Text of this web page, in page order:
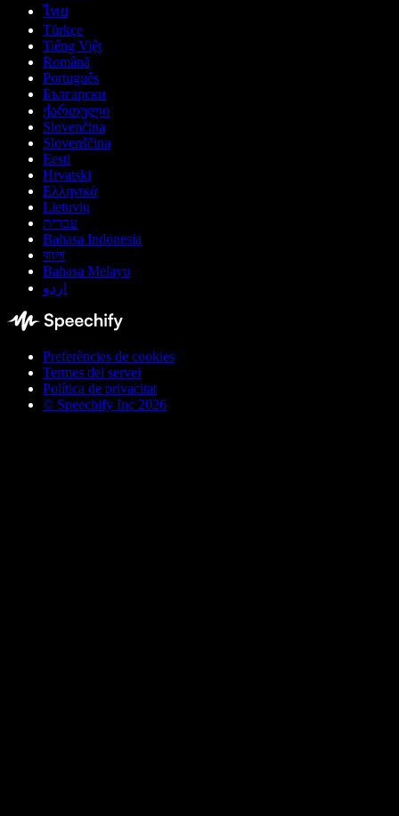
ไทย
Türkçe
Tiếng Việt
Română
Português
Български
ქართული
Slovenčina
Slovenščina
Eesti
Hrvatski
Ελληνικά
Lietuvių
עברית
Bahasa Indonesia
বাংলা
Bahasa Melayu
اردو
Preferències de cookies
Termes del servei
Política de privacitat
© Speechify Inc 2026